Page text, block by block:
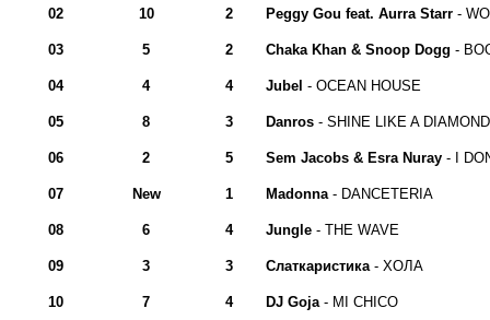
02 10 2 Peggy Gou feat. Aurra Starr -
03 5 2 Chaka Khan & Snoop Dogg -
04 4 4 Jubel - OCEAN HOUSE
05 8 3 Danros - SHINE LIKE A
06 2 5 Sem Jacobs & Esra Nuray - I
07 New 1 Madonna- DANCETERIA
08 6 4 Jungle - THE WAVE
09 3 3 Слаткаристика- ХОЛА
10 7 4 DJ Goja- MI CHICO